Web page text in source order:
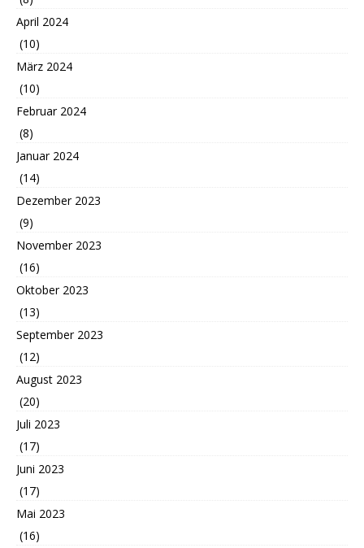
April 2024
(10)
März 2024
(10)
Februar 2024
(8)
Januar 2024
(14)
Dezember 2023
(9)
November 2023
(16)
Oktober 2023
(13)
September 2023
(12)
August 2023
(20)
Juli 2023
(17)
Juni 2023
(17)
Mai 2023
(16)